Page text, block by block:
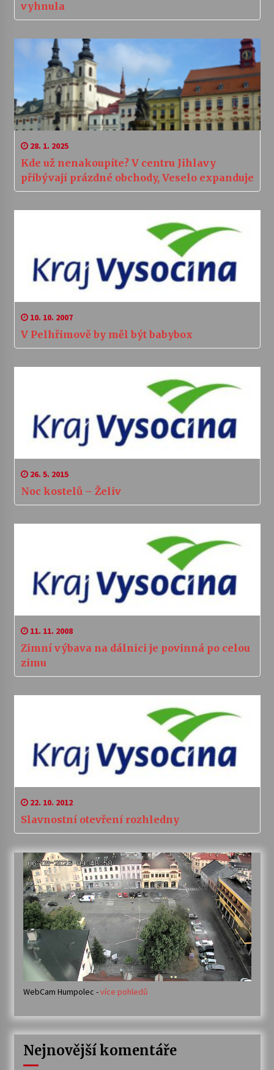
vyhnula
28. 1. 2025
Kde už nenakoupíte? V centru Jihlavy
přibývají prázdné obchody, Veselo expanduje
10. 10. 2007
V Pelhřimově by měl být babybox
26. 5. 2015
Noc kostelů – Želiv
11. 11. 2008
Zimní výbava na dálnici je povinná po celou
zimu
22. 10. 2012
Slavnostní otevření rozhledny
WebCam Humpolec -více pohledů
Nejnovější komentáře